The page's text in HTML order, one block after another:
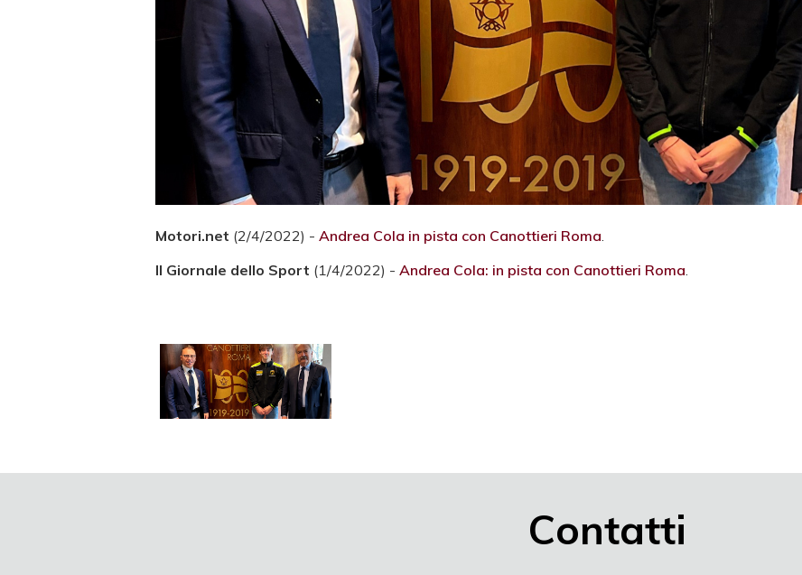
Motori.net (2/4/2022) - Andrea Cola in pista con Canottieri Roma.
Il Giornale dello Sport (1/4/2022) - Andrea Cola: in pista con Canottieri Roma.
Contatti